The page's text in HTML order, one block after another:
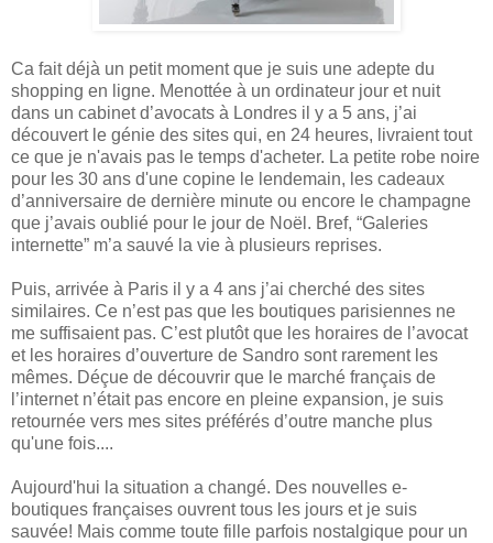
Ca fait déjà un petit moment que je suis une adepte du
shopping en ligne. Menottée à un ordinateur jour et nuit
dans un cabinet d’avocats à Londres il y a 5 ans, j’ai
découvert le génie des sites qui, en 24 heures, livraient tout
ce que je n'avais pas le temps d'acheter. La petite robe noire
pour les 30 ans d'une copine le lendemain, les cadeaux
d’anniversaire de dernière minute ou encore le champagne
que j’avais oublié pour le jour de Noël. Bref, “Galeries
internette” m’a sauvé la vie à plusieurs reprises.
Puis, arrivée à Paris il y a 4 ans j’ai cherché des sites
similaires. Ce n’est pas que les boutiques parisiennes ne
me suffisaient pas. C’est plutôt que les horaires de l’avocat
et les horaires d’ouverture de Sandro sont rarement les
mêmes. Déçue de découvrir que le marché français de
l’internet n’était pas encore en pleine expansion, je suis
retournée vers mes sites préférés d’outre manche plus
qu'une fois....
Aujourd'hui la situation a changé. Des nouvelles e-
boutiques françaises ouvrent tous les jours et je suis
sauvée! Mais comme toute fille parfois nostalgique pour un